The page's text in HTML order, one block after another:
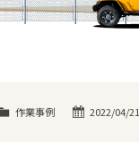
2022/04/21
作業事例